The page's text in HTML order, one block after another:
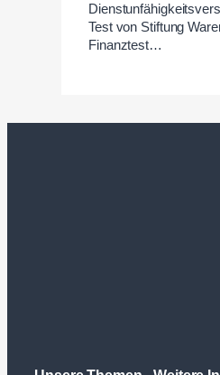
Test von Stiftung
Finanztest…